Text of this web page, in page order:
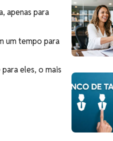
apenas para
um tempo para
eles, o mais